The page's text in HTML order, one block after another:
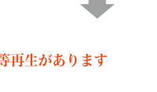
再生があります